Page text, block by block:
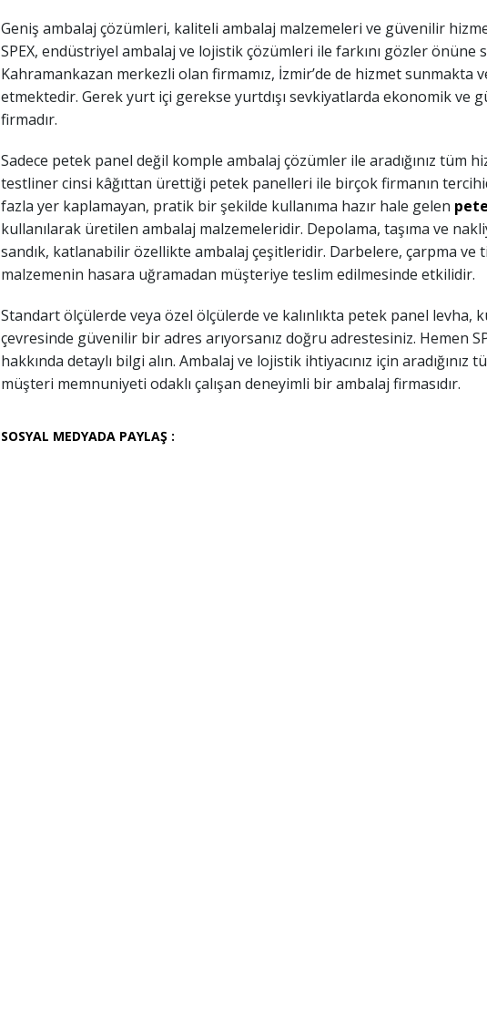
Geniş ambalaj çözümleri, kaliteli ambalaj malzemeleri ve güvenilir
SPEX, endüstriyel ambalaj ve lojistik çözümleri ile farkını gözler
Kahramankazan merkezli olan firmamız, İzmir’de de hizmet
etmektedir. Gerek yurt içi gerekse yurtdışı sevkiyatlarda ekonomik ve
firmadır.
Sadece petek panel değil komple ambalaj çözümler ile aradığınız tüm
testliner cinsi kâğıttan ürettiği petek panelleri ile birçok firmanın
fazla yer kaplamayan, pratik bir şekilde kullanıma hazır hale gelen
kullanılarak üretilen ambalaj malzemeleridir. Depolama, taşıma ve
sandık, katlanabilir özellikte ambalaj çeşitleridir. Darbelere, çarpma ve
malzemenin hasara uğramadan müşteriye teslim edilmesinde etkilidir.
Standart ölçülerde veya özel ölçülerde ve kalınlıkta petek panel levha,
çevresinde güvenilir bir adres arıyorsanız doğru adrestesiniz. Hemen
hakkında detaylı bilgi alın. Ambalaj ve lojistik ihtiyacınız için
müşteri memnuniyeti odaklı çalışan deneyimli bir ambalaj firmasıdır.
SOSYAL MEDYADA PAYLAŞ :